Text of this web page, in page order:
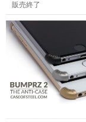
販売終了